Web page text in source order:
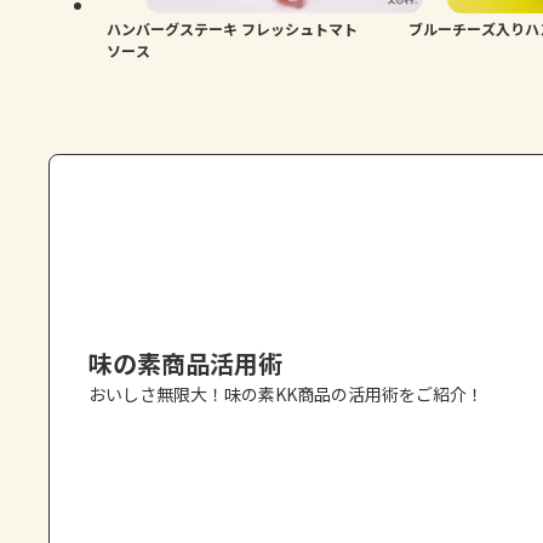
ハンバーグステーキ フレッシュトマト
ソース
ブルーチーズ入り
味の素商品活用術
おいしさ無限大！味の素KK商品の活用術をご紹介！